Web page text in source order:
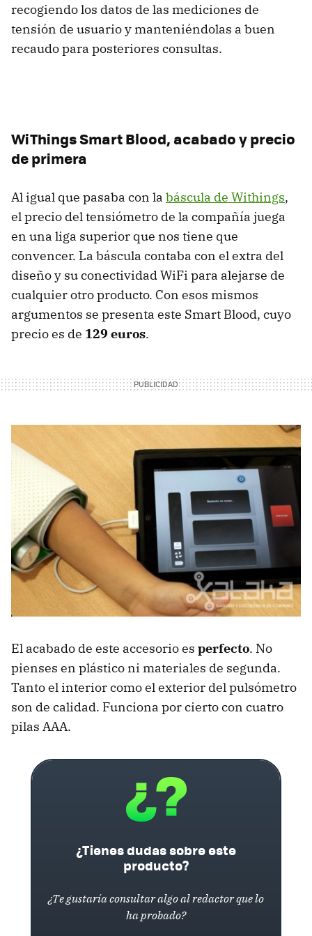
recogiendo los datos de las mediciones de
tensión de usuario y manteniéndolas a buen
recaudo para posteriores consultas.
WiThings Smart Blood, acabado y precio
de primera
Al igual que pasaba con la báscula de Withings,
el precio del tensiómetro de la compañía juega
en una liga superior que nos tiene que
convencer. La báscula contaba con el extra del
diseño y su conectividad WiFi para alejarse de
cualquier otro producto. Con esos mismos
argumentos se presenta este Smart Blood, cuyo
precio es de 129 euros.
El acabado de este accesorio es perfecto. No
pienses en plástico ni materiales de segunda.
Tanto el interior como el exterior del pulsómetro
son de calidad. Funciona por cierto con cuatro
pilas AAA.
¿Tienes dudas sobre este
producto?
¿Te gustaría consultar algo al redactor que lo
ha probado?